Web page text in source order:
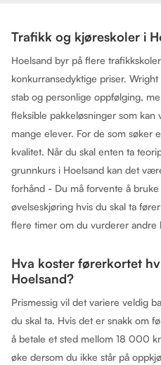
Trafikk og kjøreskoler i
Hoelsand byr på flere
konkurransedyktige priser.
stab og personlige oppfølging,
fleksible pakkeløsninger som
mange elever. For de som søker
kvalitet. Når du skal enten ta
grunnkurs i Hoelsand kan det
forhånd - Du må forvente å
øvelseskjøring hvis du skal ta
flere timer om du vurderer andre
Hva koster førerkortet
Hoelsand?
Prismessig vil det variere veldig
du skal ta. Hvis det er snakk om
å betale et sted mellom 18 000
øke dersom du ikke står på